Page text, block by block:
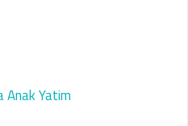
Yatim